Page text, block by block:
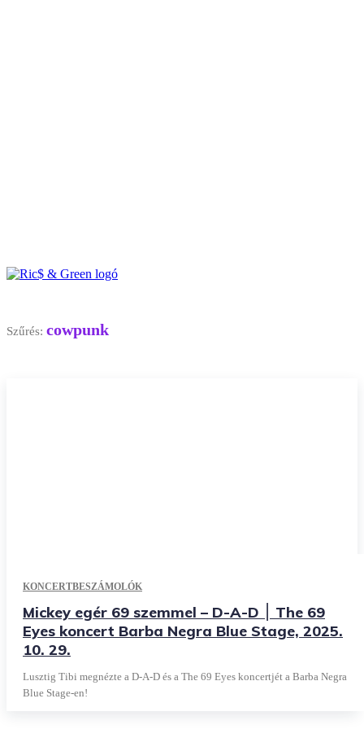
Szűrés: cowpunk
KONCERTBESZÁMOLÓK
Mickey egér 69 szemmel – D-A-D ׀ The 69
Eyes koncert Barba Negra Blue Stage, 2025.
10. 29.
Lusztig Tibi megnézte a D-A-D és a The 69 Eyes koncertjét a Barba Negra
Blue Stage-en!